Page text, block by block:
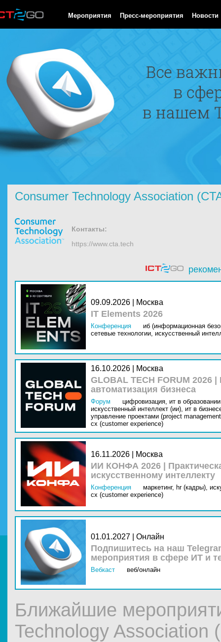
Мероприятия Пресс-мероприятия Новости
Consumer Technology Association
Контакты:
https://www.cta.tech
09.09.2026 | Москва
IT Elements 2026
Конференция
иб (информационная
сетевые технологии, искусственный
16.10.2026 | Москва
GLOBAL TECH FORUM
автоматизация бизнеса
Форум цифровизация, ит в
искусственный интеллект (ии), ит в
управление проектами (project
cx (customer experience)
16.11.2026 | Москва
ИИ КОНФА 2026 |
искусственному интеллекту
Конференция маркетинг, hr (кадры),
cx (customer experience)
01.01.2027 | Онлайн
Подпишитесь на наш
мероприятия в сфере ИТ и
Вебкаст веб/онлайн
Ближайшие
Technology Association